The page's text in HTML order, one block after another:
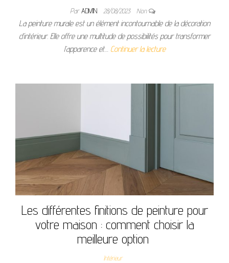
ParADMIN 28/08/2023 Non
La peinture murale est un élément incontournable de la décoration
d’intérieur. Elle offre une multitude de possibilités pour transformer
l’apparence et… Continuer la lecture
Les différentes finitions de peinture pour
votre maison : comment choisir la
meilleure option
Intérieur